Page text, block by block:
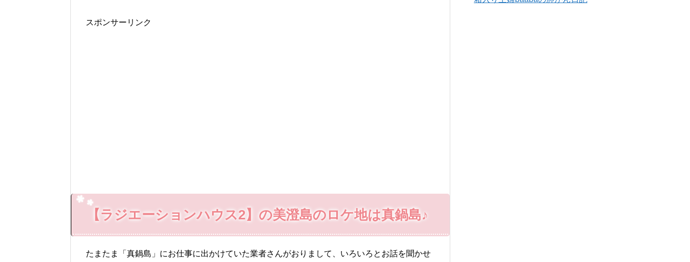
スポンサーリンク
【ラジエーションハウス2】の美澄島のロケ地は真鍋島♪
たまたま「真鍋島」にお仕事に出かけていた業者さんがおりまして、いろいろとお話を聞かせ